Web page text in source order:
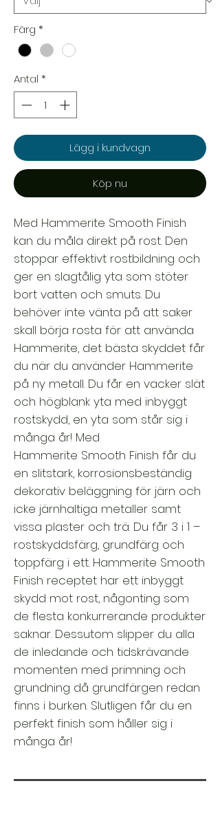
Färg *
Antal *
Lägg i kundvagn
Köp nu
Med Hammerite Smooth Finish
kan du måla direkt på rost. Den
stoppar effektivt rostbildning och
ger en slagtålig yta som stöter
bort vatten och smuts. Du
behöver inte vänta på att saker
skall börja rosta för att använda
Hammerite, det bästa skyddet får
du när du använder Hammerite
på ny metall. Du får en vacker slät
och högblank yta med inbyggt
rostskydd, en yta som står sig i
många år! Med
Hammerite Smooth Finish får du
en slitstark, korrosionsbeständig
dekorativ beläggning för järn och
icke järnhaltiga metaller samt
vissa plaster och trä. Du får 3 i 1 –
rostskyddsfärg, grundfärg och
toppfärg i ett. Hammerite Smooth
Finish receptet har ett inbyggt
skydd mot rost, någonting som
de flesta konkurrerande produkter
saknar. Dessutom slipper du alla
de inledande och tidskrävande
momenten med primning och
grundning då grundfärgen redan
finns i burken. Slutligen får du en
perfekt finish som håller sig i
många år!